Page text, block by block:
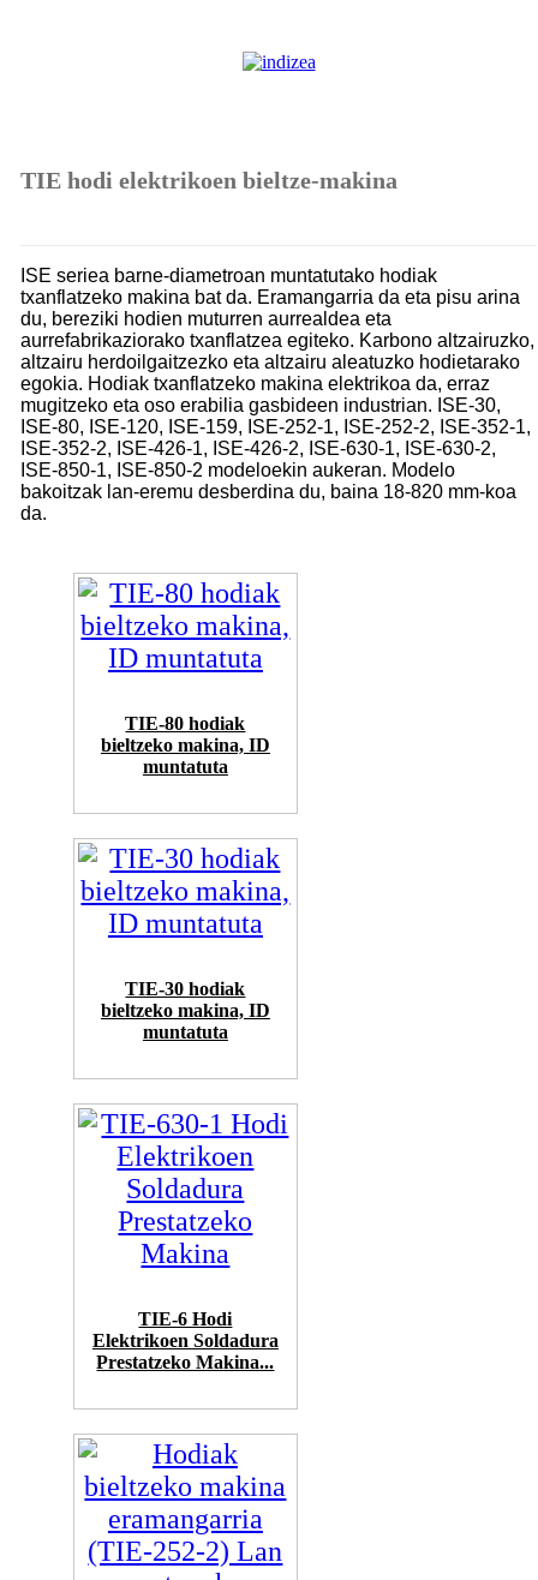
TIE hodi elektrikoen bieltze-makina
ISE seriea barne-diametroan muntatutako hodiak
txanflatzeko makina bat da. Eramangarria da eta pisu arina
du, bereziki hodien muturren aurrealdea eta
aurrefabrikaziorako txanflatzea egiteko. Karbono altzairuzko,
altzairu herdoilgaitzezko eta altzairu aleatuzko hodietarako
egokia. Hodiak txanflatzeko makina elektrikoa da, erraz
mugitzeko eta oso erabilia gasbideen industrian. ISE-30,
ISE-80, ISE-120, ISE-159, ISE-252-1, ISE-252-2, ISE-352-1,
ISE-352-2, ISE-426-1, ISE-426-2, ISE-630-1, ISE-630-2,
ISE-850-1, ISE-850-2 modeloekin aukeran. Modelo
bakoitzak lan-eremu desberdina du, baina 18-820 mm-koa
da.
TIE-80 hodiak
bieltzeko makina, ID
muntatuta
TIE-30 hodiak
bieltzeko makina, ID
muntatuta
TIE-6 Hodi
Elektrikoen Soldadura
Prestatzeko Makina...